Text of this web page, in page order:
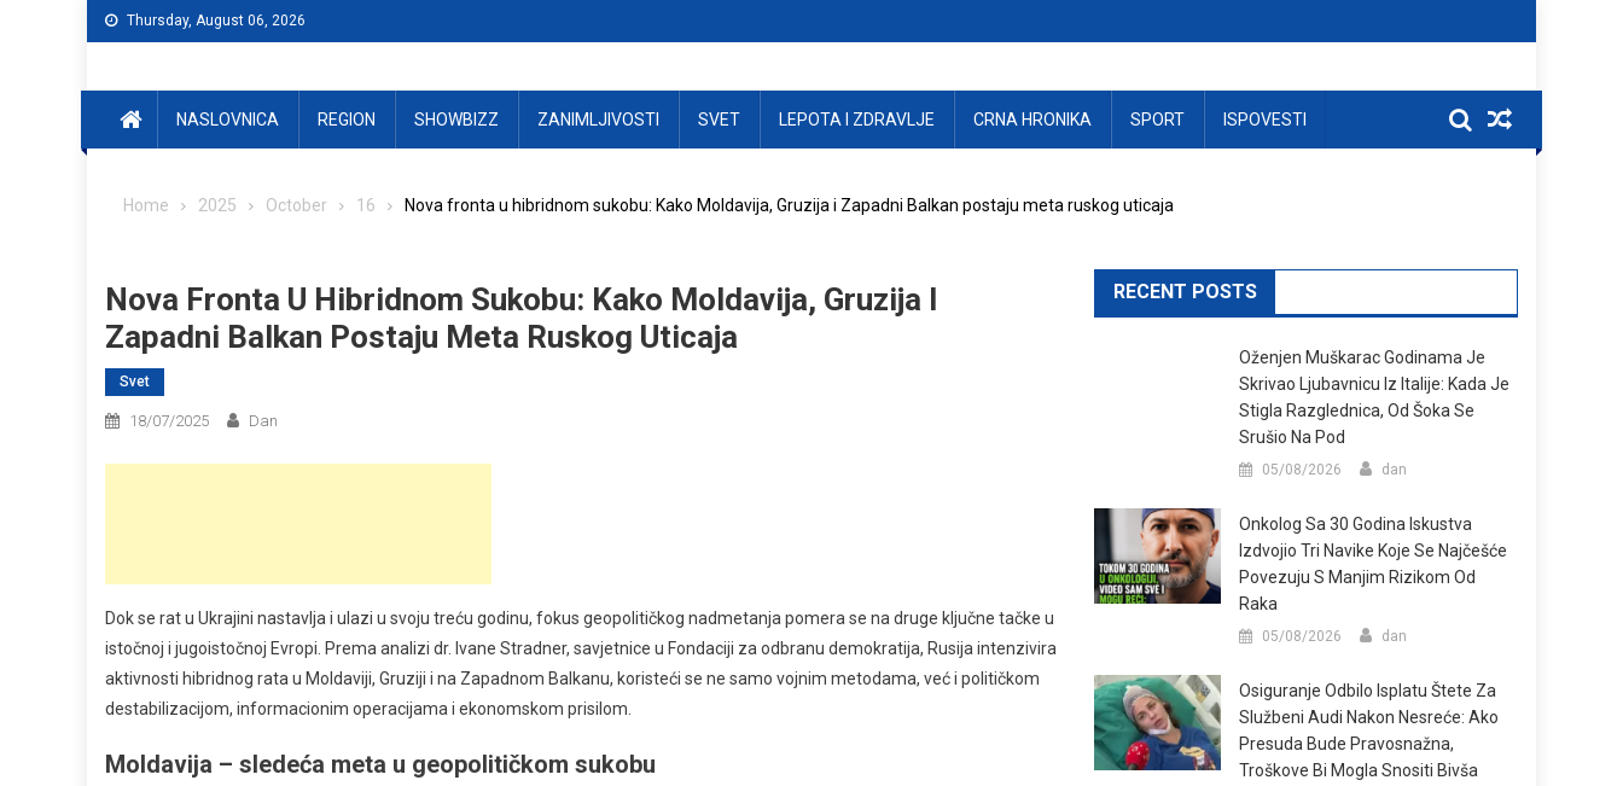
Thursday, August 06, 2026
NASLOVNICA REGION SHOWBIZZ ZANIMLJIVOSTI SVET LEPOTA I ZDRAVLJE CRNA HRONIKA SPORT ISPOVESTI
Home 2025 October 16 Nova fronta u hibridnom sukobu: Kako Moldavija, Gruzija i Zapadni Balkan postaju meta ruskog uticaja
Nova Fronta U Hibridnom Sukobu: Kako Moldavija, Gruzija I
Zapadni Balkan Postaju Meta Ruskog Uticaja
Svet
18/07/2025 Dan
Dok se rat u Ukrajini nastavlja i ulazi u svoju treću godinu, fokus geopolitičkog nadmetanja pomera se na druge ključne tačke u
istočnoj i jugoistočnoj Evropi. Prema analizi dr. Ivane Stradner, savjetnice u Fondaciji za odbranu demokratija, Rusija intenzivira
aktivnosti hibridnog rata u Moldaviji, Gruziji i na Zapadnom Balkanu, koristeći se ne samo vojnim metodama, već i političkom
destabilizacijom, informacionim operacijama i ekonomskom prisilom.
Moldavija – sledeća meta u geopolitičkom sukobu
RECENT POSTS
Oženjen Muškarac Godinama Je
Skrivao Ljubavnicu Iz Italije: Kada Je
Stigla Razglednica, Od Šoka Se
Srušio Na Pod
05/08/2026 dan
Onkolog Sa 30 Godina Iskustva
Izdvojio Tri Navike Koje Se Najčešće
Povezuju S Manjim Rizikom Od
Raka
05/08/2026 dan
Osiguranje Odbilo Isplatu Štete Za
Službeni Audi Nakon Nesreće: Ako
Presuda Bude Pravosnažna,
Troškove Bi Mogla Snositi Bivša